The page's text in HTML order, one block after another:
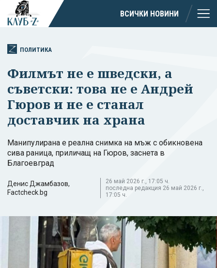
ВСИЧКИ НОВИНИ
ПОЛИТИКА
Филмът не е шведски, а
съветски: това не е Андрей
Гюров и не е станал
доставчик на храна
Манипулирана е реална снимка на мъж с обикновена
сива раница, приличащ на Гюров, заснета в
Благоевград
Денис Джамбазов,
Factcheck.bg
26 май 2026 г., 17:05 ч.
последна редакция 26 май 2026 г.,
17:05 ч.